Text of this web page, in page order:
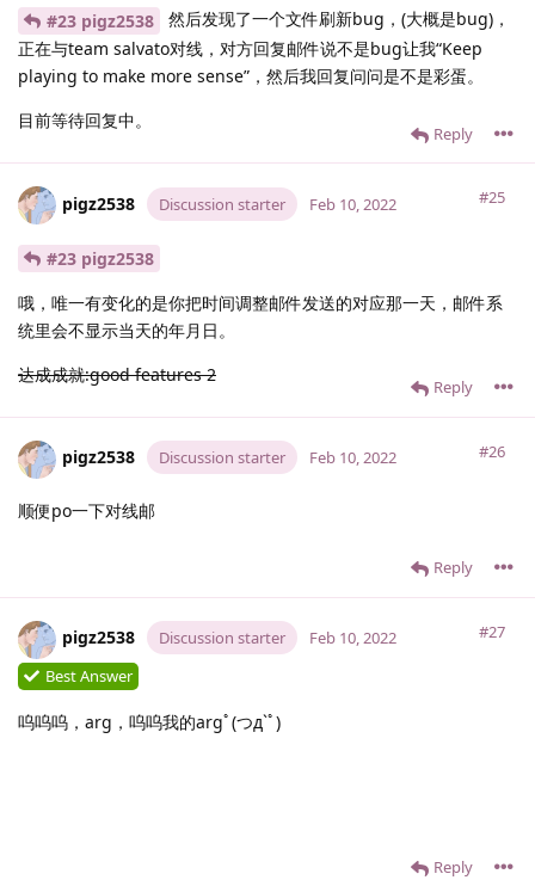
#23 pigz2538
然后发现了一个文件刷新bug，(大概是bug)，
正在与team salvato对线，对方回复邮件说不是bug让我“Keep
playing to make more sense”，然后我回复问问是不是彩蛋。
目前等待回复中。
Reply
pigz2538 Discussion starter #25
Feb 10, 2022
#23 pigz2538
哦，唯一有变化的是你把时间调整邮件发送的对应那一天，邮件系
统里会不显示当天的年月日。
达成成就:good features 2
Reply
pigz2538 Discussion starter #26
Feb 10, 2022
顺便po一下对线邮
Reply
pigz2538 Discussion starter #27
Feb 10, 2022
Best Answer
呜呜呜，arg，呜呜我的argﾟ(つд`ﾟ)
Reply